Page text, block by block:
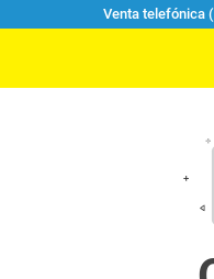
Venta telefónica